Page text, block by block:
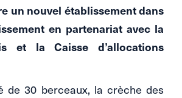
un nouvel établissement dans
en partenariat avec la
et la Caisse d’allocations
de 30 berceaux, la crèche des